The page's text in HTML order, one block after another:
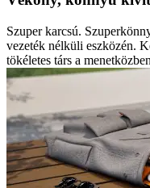
Szuper karcsú.
vezeték nélküli eszközén.
tökéletes társ a